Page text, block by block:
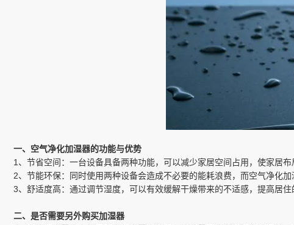
一、空气净化加湿器的功能与优势
1、节省空间：一台设备具备两种功能，可以减少家居空间占用，使家居布
2、节能环保：同时使用两种设备会造成不必要的能耗浪费，而空气净化加
3、舒适度高：通过调节湿度，可以有效缓解干燥带来的不适感，提高居住
二、是否需要另外购买加湿器